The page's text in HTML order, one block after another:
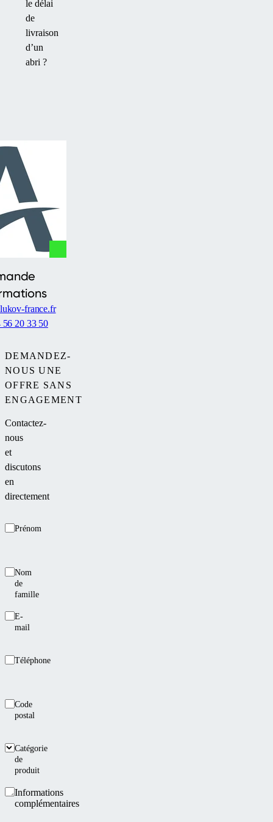
le délai
de
livraison
d’un
abri ?
DEMANDEZ-
NOUS UNE
OFFRE SANS
ENGAGEMENT
Contactez-
nous
et
discutons
en
directement
Prénom
Nom
de
famille
E-
mail
Téléphone
Code
postal
Catégorie
de
produit
Informations
complémentaires
france.fr
56 20 33 50